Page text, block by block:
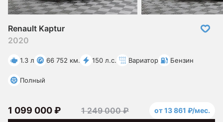
Renault Kaptur
2020
1.3 л 66 752 км. 150 л.с. Вариатор Бензин
Полный
1 099 000 ₽ 1 249 000 ₽ от 13 861 ₽/мес.